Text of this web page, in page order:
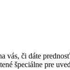
vás, či dáte
špeciálne pre